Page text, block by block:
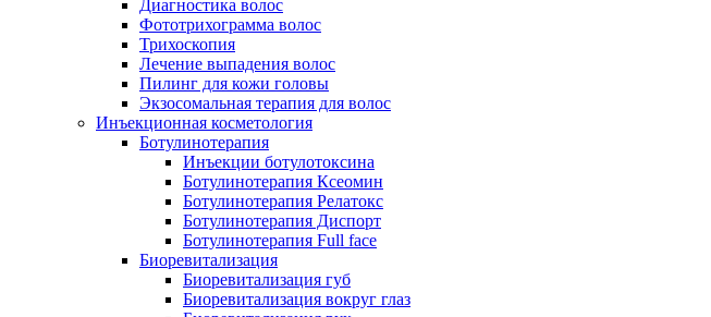
Диагностика волос
Фототрихограмма волос
Трихоскопия
Лечение выпадения волос
Пилинг для кожи головы
Экзосомальная терапия для волос
Инъекционная косметология
Ботулинотерапия
Инъекции ботулотоксина
Ботулинотерапия Ксеомин
Ботулинотерапия Релатокс
Ботулинотерапия Диспорт
Ботулинотерапия Full face
Биоревитализация
Биоревитализация губ
Биоревитализация вокруг глаз